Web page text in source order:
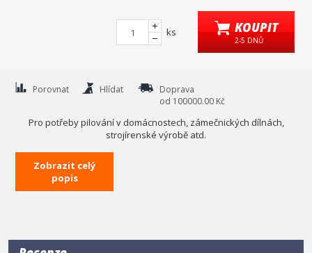
ks KOUPIT
2-5 DNŮ
Porovnat Hlídat
Doprava
od 100000.00 Kč
Pro potřeby pilování v domácnostech, zámečnických dílnách,
strojírenské výrobě atd.
Tento pilník má křížový sek typu 2. Tvar a hrubost pilníku závisí na
typu práce a požadovaném výsledku.
Obecně platí, čím hrubší sek, tím větší úbytek materiálu.
použití
kov
Zobrazit celý
popis